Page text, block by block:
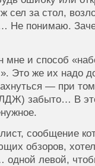
сел за стол,
Не понимаю.
мне и способ
Это же их надо
— при
забыто… В
сообщение
обзоров,
одной левой,